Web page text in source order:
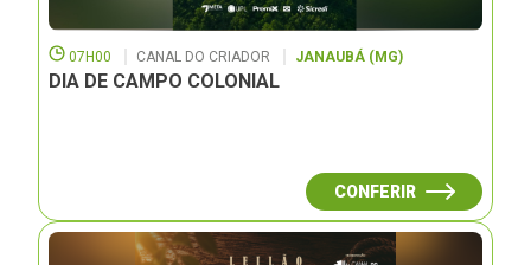
07H00 CANAL DO CRIADOR JANAUBÁ (MG)
DIA DE CAMPO COLONIAL
CONFERIR